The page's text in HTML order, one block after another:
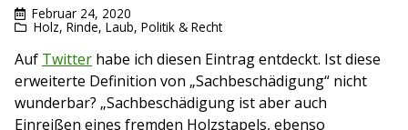
Februar 24, 2020
Holz, Rinde, Laub, Politik & Recht
Auf Twitter habe ich diesen Eintrag entdeckt. Ist diese
erweiterte Definition von „Sachbeschädigung“ nicht
wunderbar? „Sachbeschädigung ist aber auch
Einreißen eines fremden Holzstapels, ebenso